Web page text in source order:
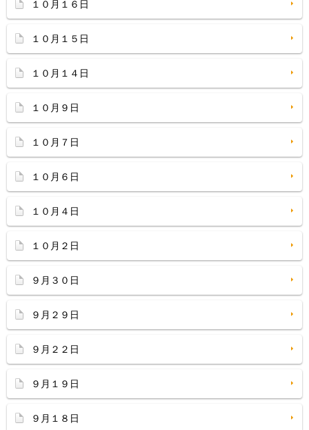
１０月１６日
１０月１５日
１０月１４日
１０月９日
１０月７日
１０月６日
１０月４日
１０月２日
９月３０日
９月２９日
９月２２日
９月１９日
９月１８日